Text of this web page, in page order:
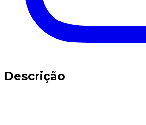
Descrição